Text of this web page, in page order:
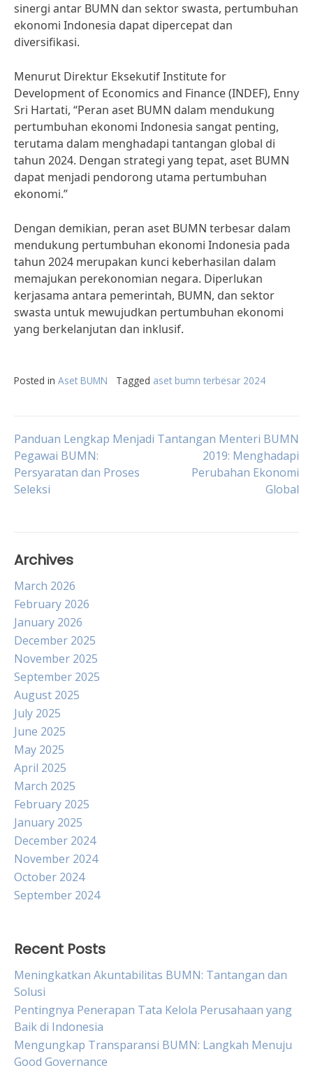
sinergi antar BUMN dan sektor swasta, pertumbuhan
ekonomi Indonesia dapat dipercepat dan
diversifikasi.
Menurut Direktur Eksekutif Institute for
Development of Economics and Finance (INDEF), Enny
Sri Hartati, “Peran aset BUMN dalam mendukung
pertumbuhan ekonomi Indonesia sangat penting,
terutama dalam menghadapi tantangan global di
tahun 2024. Dengan strategi yang tepat, aset BUMN
dapat menjadi pendorong utama pertumbuhan
ekonomi.”
Dengan demikian, peran aset BUMN terbesar dalam
mendukung pertumbuhan ekonomi Indonesia pada
tahun 2024 merupakan kunci keberhasilan dalam
memajukan perekonomian negara. Diperlukan
kerjasama antara pemerintah, BUMN, dan sektor
swasta untuk mewujudkan pertumbuhan ekonomi
yang berkelanjutan dan inklusif.
Posted in Aset BUMN Tagged aset bumn terbesar 2024
Post
navigation
Panduan Lengkap Menjadi
Pegawai BUMN:
Persyaratan dan Proses
Seleksi
Tantangan Menteri BUMN
2019: Menghadapi
Perubahan Ekonomi
Global
Archives
March 2026
February 2026
January 2026
December 2025
November 2025
September 2025
August 2025
July 2025
June 2025
May 2025
April 2025
March 2025
February 2025
January 2025
December 2024
November 2024
October 2024
September 2024
Recent Posts
Meningkatkan Akuntabilitas BUMN: Tantangan dan
Solusi
Pentingnya Penerapan Tata Kelola Perusahaan yang
Baik di Indonesia
Mengungkap Transparansi BUMN: Langkah Menuju
Good Governance